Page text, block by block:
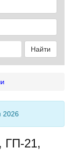
Найти
2026
ГП-21,